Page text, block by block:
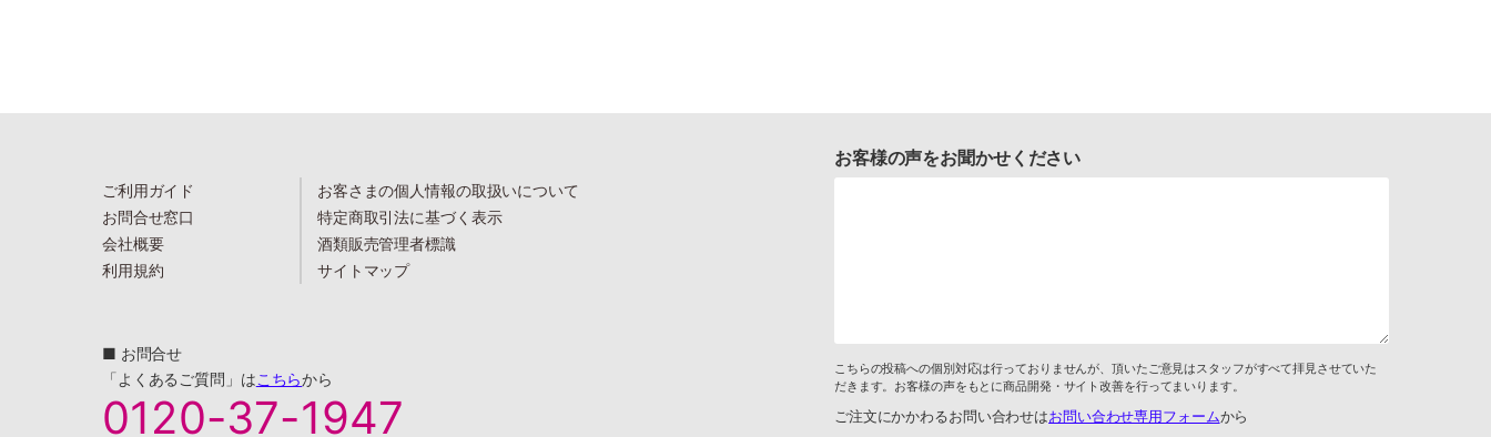
ご利用ガイド
お問合せ窓口
会社概要
利用規約
お客さまの個人情報の取扱いについて
特定商取引法に基づく表示
酒類販売管理者標識
サイトマップ
■ お問合せ
「よくあるご質問」はこちらから
0120-37-1947
お客様の声をお聞かせください
こちらの投稿への個別対応は行っておりませんが、頂いたご意見はスタッフがすべて拝見させていた
だきます。お客様の声をもとに商品開発・サイト改善を行ってまいります。
ご注文にかかわるお問い合わせはお問い合わせ専用フォームから